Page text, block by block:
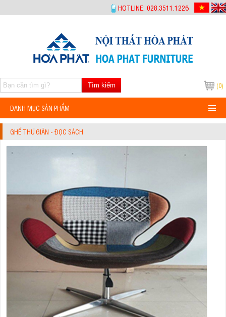
HOTLINE: 028.3511.1226
(0)
Tìm kiếm
DANH MỤC SẢN PHẨM
GHẾ THƯ GIÃN - ĐỌC SÁCH